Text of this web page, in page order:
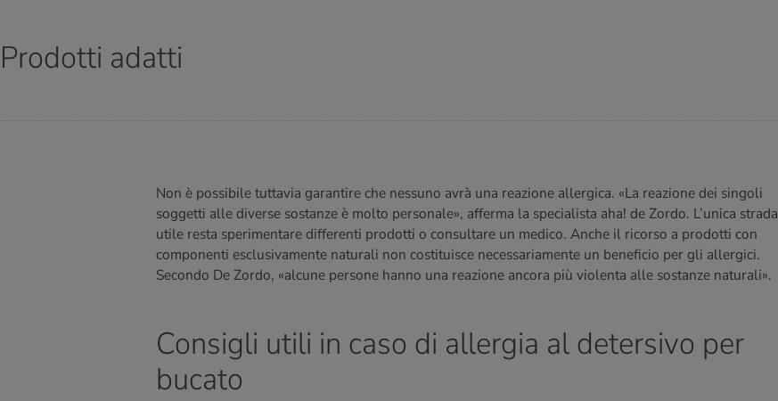
Prodotti adatti
Non è possibile tuttavia garantire che nessuno avrà una reazione allergica. «La reazione dei singoli
soggetti alle diverse sostanze è molto personale», afferma la specialista aha! de Zordo. L’unica strada
utile resta sperimentare differenti prodotti o consultare un medico. Anche il ricorso a prodotti con
componenti esclusivamente naturali non costituisce necessariamente un beneficio per gli allergici.
Secondo De Zordo, «alcune persone hanno una reazione ancora più violenta alle sostanze naturali».
Consigli utili in caso di allergia al detersivo per
bucato